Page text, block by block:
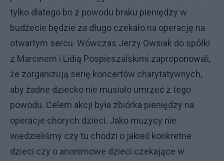
tylko dlatego bo z powodu braku pieniędzy w
budżecie będzie za długo czekało na operację na
otwartym sercu. Wówczas Jerzy Owsiak do spółki
z Marcinem i Lidią Pospieszalskimi zaproponowali,
że zorganizują serię koncertów charytatywnych,
aby żadne dziecko nie musiało umrzeć z tego
powodu. Celem akcji była zbiórka pieniędzy na
operacje chorych dzieci. Jako muzycy nie
wiedzieliśmy czy tu chodzi o jakieś konkretne
dzieci czy o anonimowe dzieci czekające w